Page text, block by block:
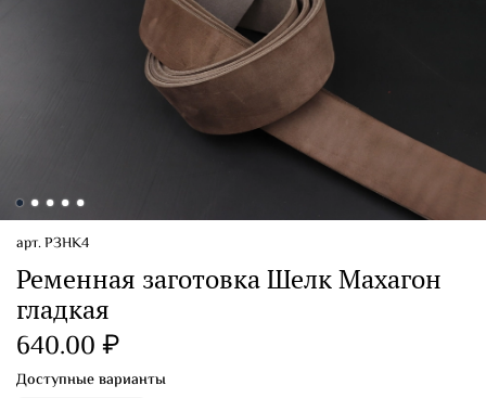
арт.РЗНК4
Ременная заготовка Шелк Махагон
гладкая
640.00 ₽
Доступные варианты